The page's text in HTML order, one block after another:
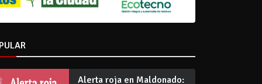
Alerta roja en Maldonado: